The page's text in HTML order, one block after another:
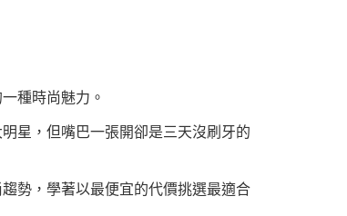
種時尚魅力。
星，但嘴巴一張開卻是三天沒刷牙的
勢，學著以最便宜的代價挑選最適合